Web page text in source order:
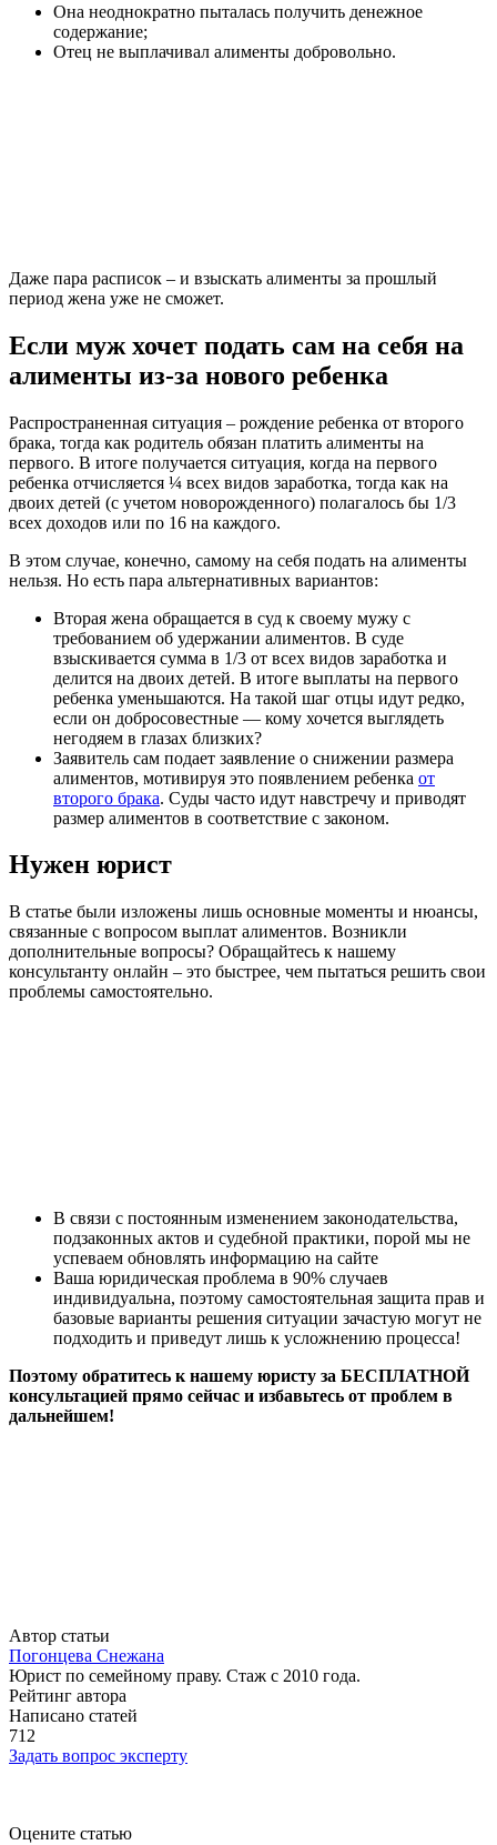
Она неоднократно пыталась получить денежное
содержание;
Отец не выплачивал алименты добровольно.
Даже пара расписок – и взыскать алименты за прошлый
период жена уже не сможет.
Если муж хочет подать сам на себя на
алименты из-за нового ребенка
Распространенная ситуация – рождение ребенка от второго
брака, тогда как родитель обязан платить алименты на
первого. В итоге получается ситуация, когда на первого
ребенка отчисляется ¼ всех видов заработка, тогда как на
двоих детей (с учетом новорожденного) полагалось бы 1/3
всех доходов или по 16 на каждого.
В этом случае, конечно, самому на себя подать на алименты
нельзя. Но есть пара альтернативных вариантов:
Вторая жена обращается в суд к своему мужу с
требованием об удержании алиментов. В суде
взыскивается сумма в 1/3 от всех видов заработка и
делится на двоих детей. В итоге выплаты на первого
ребенка уменьшаются. На такой шаг отцы идут редко,
если он добросовестные — кому хочется выглядеть
негодяем в глазах близких?
Заявитель сам подает заявление о снижении размера
алиментов, мотивируя это появлением ребенка от
второго брака. Суды часто идут навстречу и приводят
размер алиментов в соответствие с законом.
Нужен юрист
В статье были изложены лишь основные моменты и нюансы,
связанные с вопросом выплат алиментов. Возникли
дополнительные вопросы? Обращайтесь к нашему
консультанту онлайн – это быстрее, чем пытаться решить свои
проблемы самостоятельно.
В связи с постоянным изменением законодательства,
подзаконных актов и судебной практики, порой мы не
успеваем обновлять информацию на сайте
Ваша юридическая проблема в 90% случаев
индивидуальна, поэтому самостоятельная защита прав и
базовые варианты решения ситуации зачастую могут не
подходить и приведут лишь к усложнению процесса!
Поэтому обратитесь к нашему юристу за БЕСПЛАТНОЙ
консультацией прямо сейчас и избавьтесь от проблем в
дальнейшем!
Автор статьи
Погонцева Снежана
Юрист по семейному праву. Стаж с 2010 года.
Рейтинг автора
Написано статей
712
Задать вопрос эксперту
Оцените статью